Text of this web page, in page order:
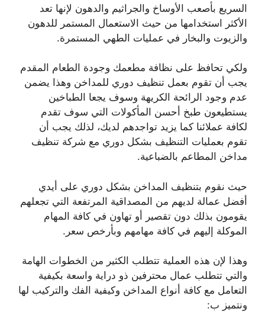
السريع بأصعب الأوساخ والجراثيم والدهون لإنها تعد
الأكثر استخدامها من حيث الاستعمال المستمر للدهون
والزيوت والبخار في عمليات الطهي المستمرة.
ولكي تحافظ على نظافة مطعمك وجودة الطعام المقدم
يجب أن تقوم بعمل تنظيف دوري للمداخن وهذا يضمن
عدم وجود الرائحة الكريهة وسوف يجعا الطباخين
يستطيعون طبخ أحسن المأكولات التي سوف تقدم
لكافة عملائنا كما يزيد تواجدهم لديك، لذلك يجب أن
تقوم بعمليات التنظيف بشكل دوري مع شركة تنظيف
مداخن المطاعم بالضباعية.
حيث نقوم بتنظيف المداخن بشكل دوري على أيدي
أفضل عمالة لديهم من المصداقية المرتفعة التي تجعلهم
يقومون بذلك دون تقصير أو تهاون في كافة المهام
الموكلة إليهم في كافة مهامهم وبأرخص سعر.
وهذا لإن هذه العملية تتطلب الكثير من الخطوات الهامة
والتي تتطلب عمال محترفين ذو دراية واسعة بكيفية
التعامل مع كافة أنواع المداخن وكيفية الفك والتركيب لها
ونتميز ب: